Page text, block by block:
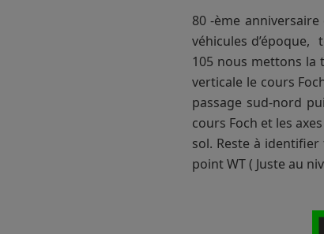
80 -ème
véhicules d’époque,
105 nous mettons la
verticale le cours
passage sud-nord
cours Foch et les
sol. Reste à
point WT ( Juste au